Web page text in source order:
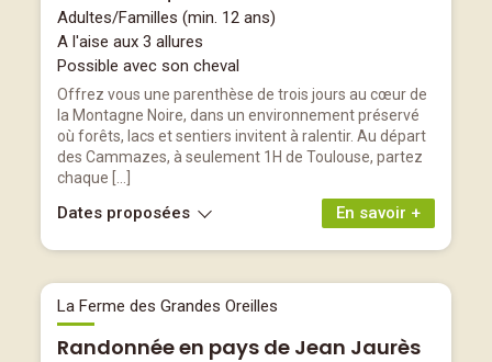
Adultes/Familles (min. 12 ans)
A l'aise aux 3 allures
Possible avec son cheval
Offrez vous une parenthèse de trois jours au cœur de
la Montagne Noire, dans un environnement préservé
où forêts, lacs et sentiers invitent à ralentir. Au départ
des Cammazes, à seulement 1H de Toulouse, partez
chaque […]
En savoir +
Dates proposées
La Ferme des Grandes Oreilles
Randonnée en pays de Jean Jaurès